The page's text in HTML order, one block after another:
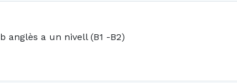
anglès a un nivell (B1 -B2)